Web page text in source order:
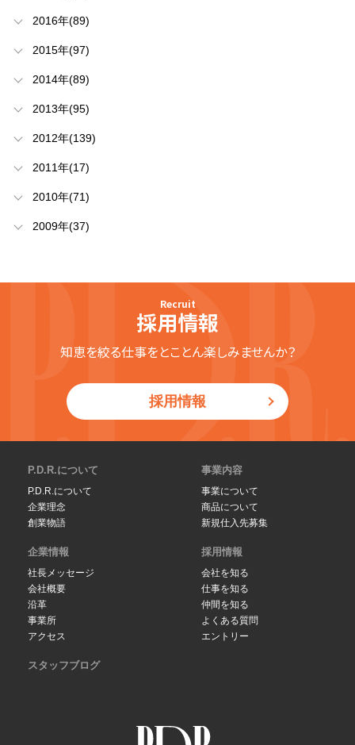
2016年(89)
2015年(97)
2014年(89)
2013年(95)
2012年(139)
2011年(17)
2010年(71)
2009年(37)
Recruit
採用情報
知恵を絞る仕事をとことん楽しみませんか？
採用情報
P.D.R.について
P.D.R.について
企業理念
創業物語
事業内容
事業について
商品について
新規仕入先募集
企業情報
社長メッセージ
会社概要
沿革
事業所
アクセス
採用情報
会社を知る
仕事を知る
仲間を知る
よくある質問
エントリー
スタッフブログ